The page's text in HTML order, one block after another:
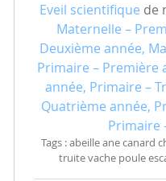
Eveil scientifique de
Maternelle –
Deuxième année,
Primaire – Première
année, Primaire –
Quatrième année,
Primaire
Tags : abeille ane canard
truite vache poule